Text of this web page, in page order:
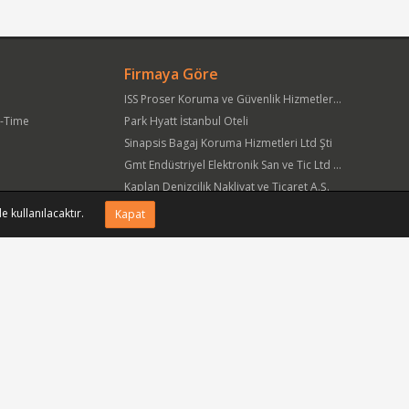
Time
Firmaya Göre
ISS Proser Koruma ve Güvenlik Hizmetleri A.Ş.
Park Hyatt İstanbul Oteli
Sinapsis Bagaj Koruma Hizmetleri Ltd Şti
Gmt Endüstriyel Elektronik San ve Tic Ltd Şti
Kaplan Denizcilik Nakliyat ve Ticaret A.Ş.
APlus Hastane Otelcilik Hizmetleri A.Ş.
kullanılacaktır. Kapat